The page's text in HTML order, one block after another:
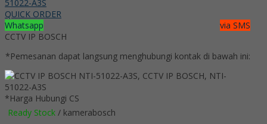
QUICK ORDER
Whatsapp
via SMS
CCTV IP BOSCH
*Pemesanan dapat langsung menghubungi kontak di bawah ini:
*Harga Hubungi CS
Ready Stock / kamerabosch